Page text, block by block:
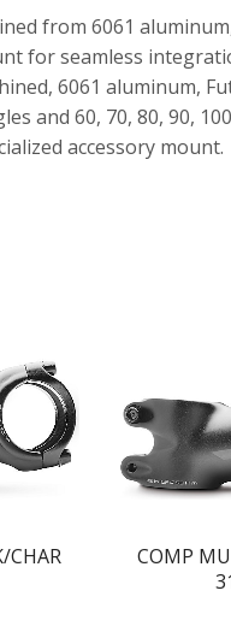
from 6061
for seamless
6061 aluminum,
and 60, 70, 80, 90,
accessory mount.
CHAR
COMP